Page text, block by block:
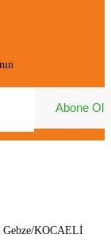
Gebze/KOCAELİ